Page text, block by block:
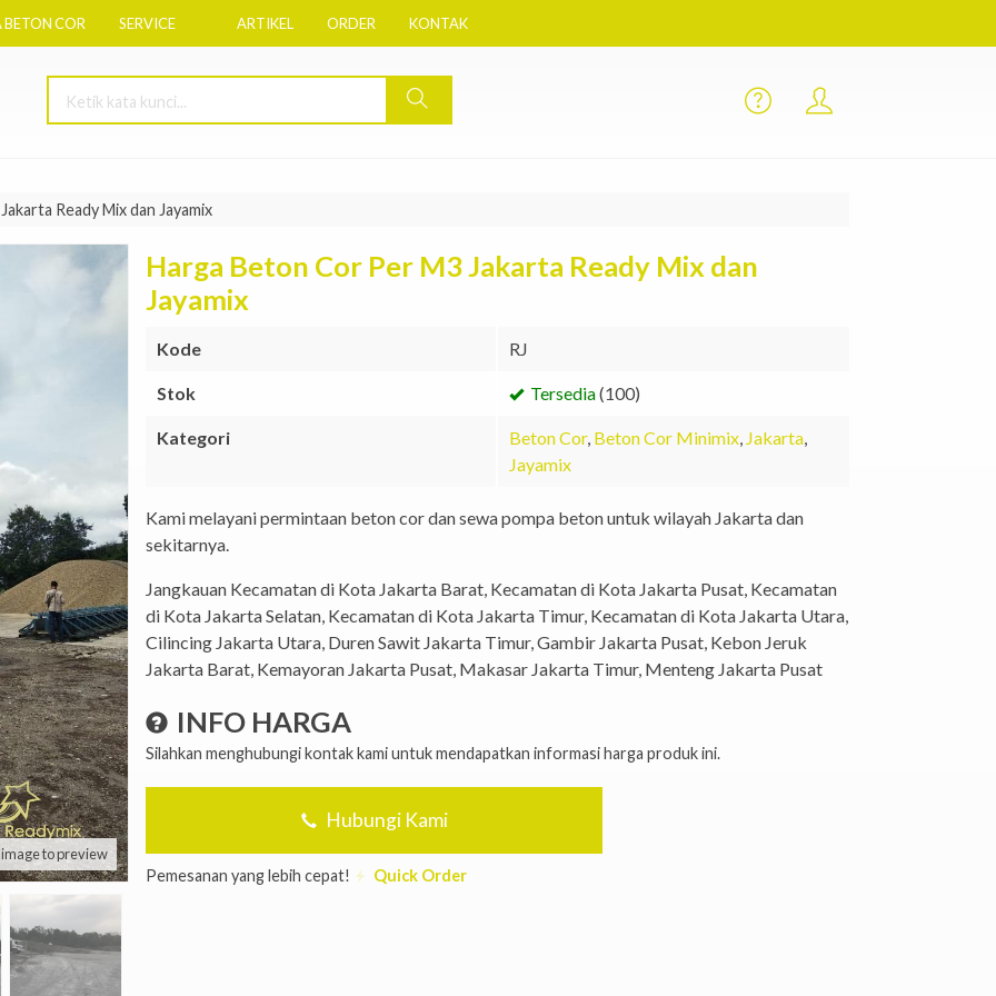
BETON COR SERVICE ARTIKEL ORDER KONTAK
Ready Mix dan Jayamix
to preview
Harga Beton Cor Per M3 Jakarta Ready Mix dan
Jayamix
Kode RJ
Stok Tersedia(100)
Kategori Beton Cor, Beton Cor Minimix, Jakarta,
Jayamix
Kami melayani permintaan beton cor dan sewa pompa beton untuk wilayah Jakarta dan
sekitarnya.
Jangkauan Kecamatan di Kota Jakarta Barat‎, Kecamatan di Kota Jakarta Pusat‎, Kecamatan
di Kota Jakarta Selatan‎, Kecamatan di Kota Jakarta Timur, Kecamatan di Kota Jakarta Utara,
Cilincing Jakarta Utara, Duren Sawit Jakarta Timur, Gambir Jakarta Pusat, Kebon Jeruk
Jakarta Barat, Kemayoran Jakarta Pusat, Makasar Jakarta Timur, Menteng Jakarta Pusat
INFO HARGA
Silahkan menghubungi kontak kami untuk mendapatkan informasi harga produk ini.
Hubungi Kami
Pemesanan yang lebih cepat! Quick Order